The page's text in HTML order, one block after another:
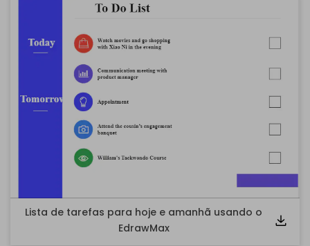
Lista de tarefas para hoje e amanhã usando o
EdrawMax